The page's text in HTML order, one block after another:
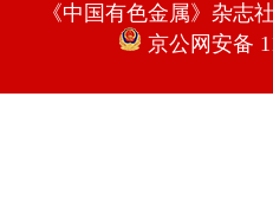
《中国有色金属》杂志
京公网安备